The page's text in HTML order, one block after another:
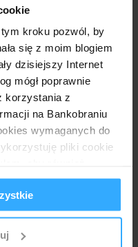
kroku pozwól, by
się z moim blogiem
dzisiejszy Internet
mógł poprawnie
korzystania z
na Bankobraniu
wymaganych do
pliki cookie
Informacje o tym, jak
moim partnerom
i analitycznym.
z innymi danymi
rachunek karty
roboczego miesiąca
płatności.
Obserwuj